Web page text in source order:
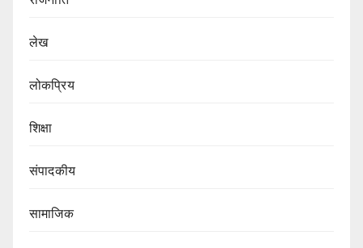
लेख
लोकप्रिय
शिक्षा
संपादकीय
सामाजिक